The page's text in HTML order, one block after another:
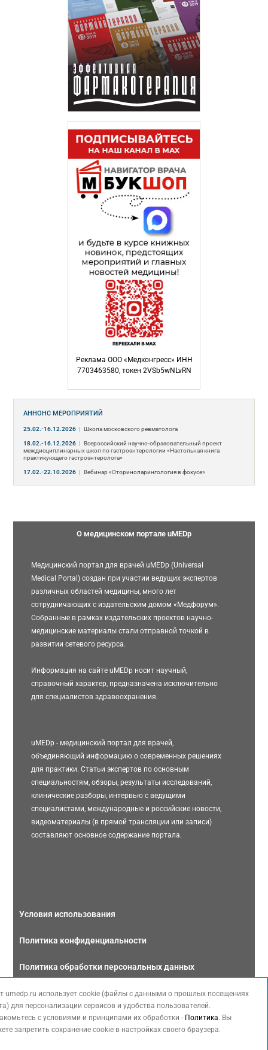
Реклама ООО «Медконгресс» ИНН
7703463580, токен 2VSb5wNLvRN
АННОНС МЕРОПРИЯТИЙ
25.02.-16.12.2026 | Школа московского ревматолога
18.02.-16.12.2026 | Всероссийский научно-образовательный проект
междисциплинарных школ по гастроэнтерологии «Настольная книга
практикующего гастроэнтеролога»
17.02.-22.10.2026 | Вебинар «Оториноларингология в фокусе»
О медицинском портале uMEDp
Медицинский портал для врачей uMEDp (Universal
Medical Portal) создан при участии ведущих экспертов
различных областей медицины, много лет
сотрудничающих с издательским домом «Медфорум».
Собранные в рамках издательских проектов научно-
медицинские материалы стали отправной точкой в
развитии сетевого ресурса.
Информация на сайте uMEDp носит научный,
справочный характер, предназначена исключительно
для специалистов здравоохранения.
uMEDp - медицинский портал для врачей,
объединяющий информацию о современных решениях
для практики. Статьи экспертов по основным
специальностям, обзоры, результаты исследований,
клинические разборы, интервью с ведущими
специалистами, международные и российские новости,
видеоматериалы (в прямой трансляции или записи)
составляют основное содержание портала.
Условия использования
Политика конфиденциальности
Политика обработки персональных данных
Связаться с нами
umedp.ru использует cookie (файлы с данными о прошлых посещениях
для персонализации сервисов и удобства пользователей.
с условиями и принципами их обработки - Политика. Вы
запретить сохранение cookie в настройках своего браузера.